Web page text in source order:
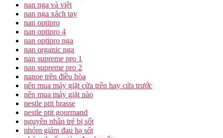
nan nga và việt
nan nga xách tay
nan optipro
nan optipro 4
nan optipro nga
nan organic nga
nan supreme pro 1
nan supreme pro 2
nanoe trên điều hòa
nên mua máy giặt cửa trên hay cửa trước
nên mua máy giặt nào
nestle ptit brasse
nestle ptit gourmand
nguyên nhân trẻ bị sốt
nhóm giảm đau hạ sốt